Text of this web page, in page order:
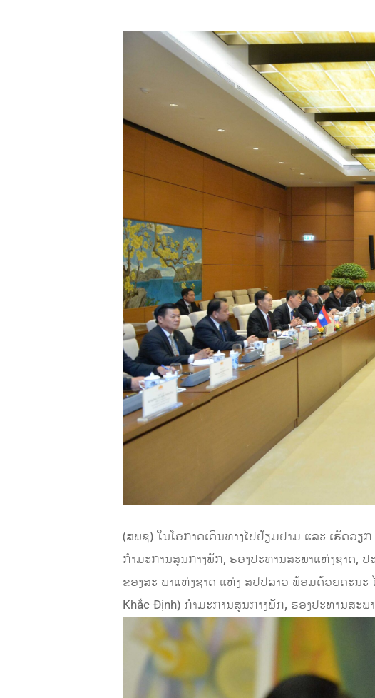
(ສພຊ) ໃນ​ໂອກາດເດີນທາງໄປ​ຢ້ຽມຢາມ ແລະ ເຮັດວ
ກຳມະການສູນກາງພັກ, ຮອງ​ປະທານ​ສະພາ​ແຫ່ງ​ຊາດ
ຂອງສະ ພາແຫ່ງຊາດ ແຫ່ງ ສປປລາວ ພ້ອມດ້ວຍຄະນ
Khắc Định) ກໍາມະການສູນກາງພັກ, ຮອງປະທານ​ສ